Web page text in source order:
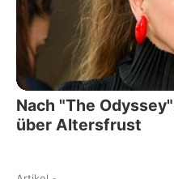
Nach "The
über Altersfrust